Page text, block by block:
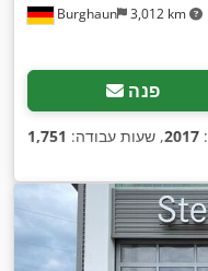
Burghaun 3,012 km
פנה
2017, שעות עבודה: